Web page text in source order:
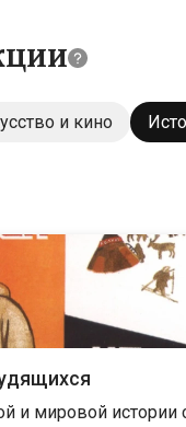
и кино
и мировой истории